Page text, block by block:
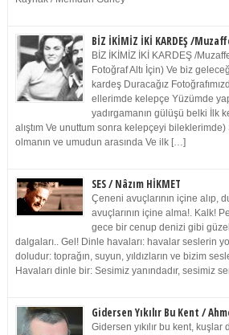
BİZ İKİMİZ İKİ KARDEŞ /
BİZ İKİMİZ İKİ KARDEŞ /
Fotoğraf Altı İçin) Ve biz
kardeş Duracağız
ellerimde kelepçe Yüzümde
yadırgamanın gülüşü belki İlk
alıştım Ve unuttum sonra kelepçeyi
olmanın ve umudun arasında Ve ilk […]
SES / Nâzım HİKMET
Çeneni avuçlarının içine alıp,
avuçlarının içine alma!. Kalk!
gece bir cenup denizi gibi
dalgaları.. Gel! Dinle havaları: havalar seslerin
doludur: toprağın, suyun, yıldızların ve bizim
Havaları dinle bir: Sesimiz yanındadır, sesimiz
Gidersen Yıkılır Bu Kent /
Gidersen yıkılır bu kent,